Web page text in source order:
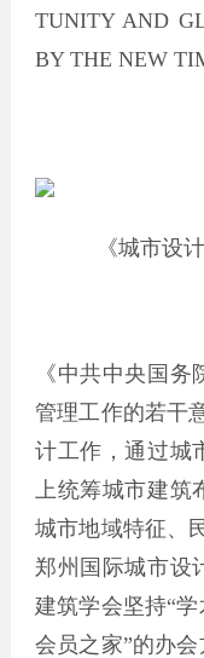
TUNITY AND
BY THE NEW
《城市设
《中共中央国
管理工作的若干
计工作，通过城
上统筹城市建筑
城市地域特征、
郑州国际城市设
建筑学会坚持“学
会员之家”的办